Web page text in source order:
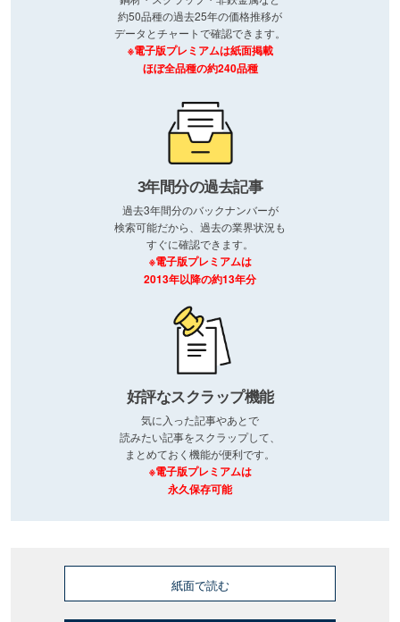
約50品種の過去25年の価格推移が
データとチャートで確認できます。
※電子版プレミアムは紙面掲載
ほぼ全品種の約240品種
3年間分の過去記事
過去3年間分のバックナンバーが
検索可能だから、過去の業界状況も
すぐに確認できます。
※電子版プレミアムは
2013年以降の約13年分
好評なスクラップ機能
気に入った記事やあとで
読みたい記事をスクラップして、
まとめておく機能が便利です。
※電子版プレミアムは
永久保存可能
紙面で読む